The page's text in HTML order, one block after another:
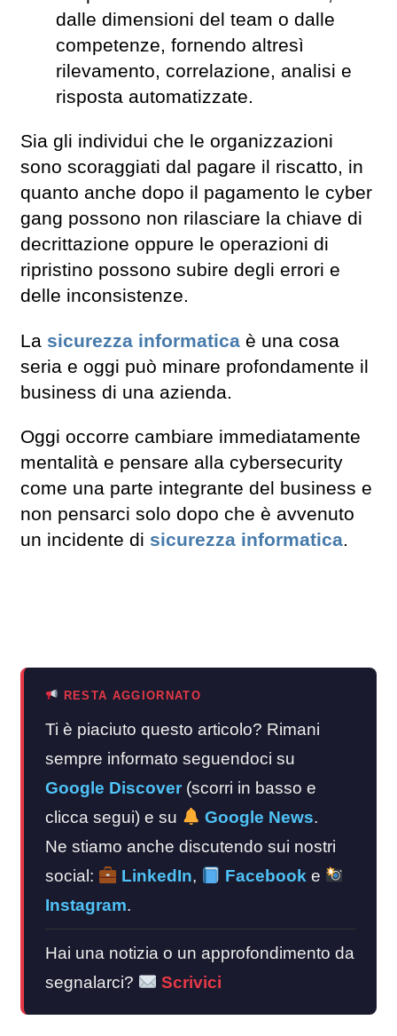
dalle dimensioni del team o dalle
competenze, fornendo altresì
rilevamento, correlazione, analisi e
risposta automatizzate.
Sia gli individui che le organizzazioni
sono scoraggiati dal pagare il riscatto, in
quanto anche dopo il pagamento le cyber
gang possono non rilasciare la chiave di
decrittazione oppure le operazioni di
ripristino possono subire degli errori e
delle inconsistenze.
La sicurezza informatica è una cosa
seria e oggi può minare profondamente il
business di una azienda.
Oggi occorre cambiare immediatamente
mentalità e pensare alla cybersecurity
come una parte integrante del business e
non pensarci solo dopo che è avvenuto
un incidente di sicurezza informatica.
RESTA AGGIORNATO
Ti è piaciuto questo articolo? Rimani
sempre informato seguendoci su
Google Discover (scorri in basso e
clicca segui) e su
Google News.
Ne stiamo anche discutendo sui nostri
social:
LinkedIn, Facebook e
Instagram.
Hai una notizia o un approfondimento da
segnalarci?
Scrivici